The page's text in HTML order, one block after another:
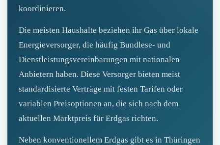
koordinieren.
Die meisten Haushalte beziehen ihr Gas über lokale
Energieversorger, die häufig Bundlese- und
Dienstleistungsvereinbarungen mit nationalen
Anbietern haben. Diese Versorger bieten meist
standardisierte Verträge mit festen Tarifen oder
variablen Preisoptionen an, die sich nach dem
aktuellen Marktpreis für Erdgas richten.
Neben konventionellem Erdgas gibt es in Thüringen